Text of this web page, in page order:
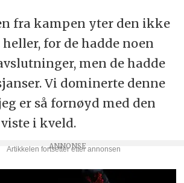
fra kampen yter den ikke
for de hadde noen
men de hadde
Vi dominerte denne
er så fornøyd med den
i kveld.